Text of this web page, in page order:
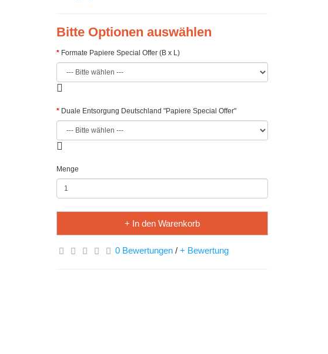
Bitte Optionen auswählen
Formate Papiere Special Offer (B x L)
Duale Entsorgung Deutschland "Papiere Special Offer"
Menge
+ In den Warenkorb
0 Bewertungen / + Bewertung